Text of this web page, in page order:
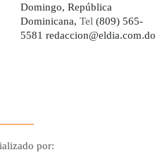
Domingo, República
Dominicana, Tel (809) 565-
5581 redaccion@eldia.com.do
por: